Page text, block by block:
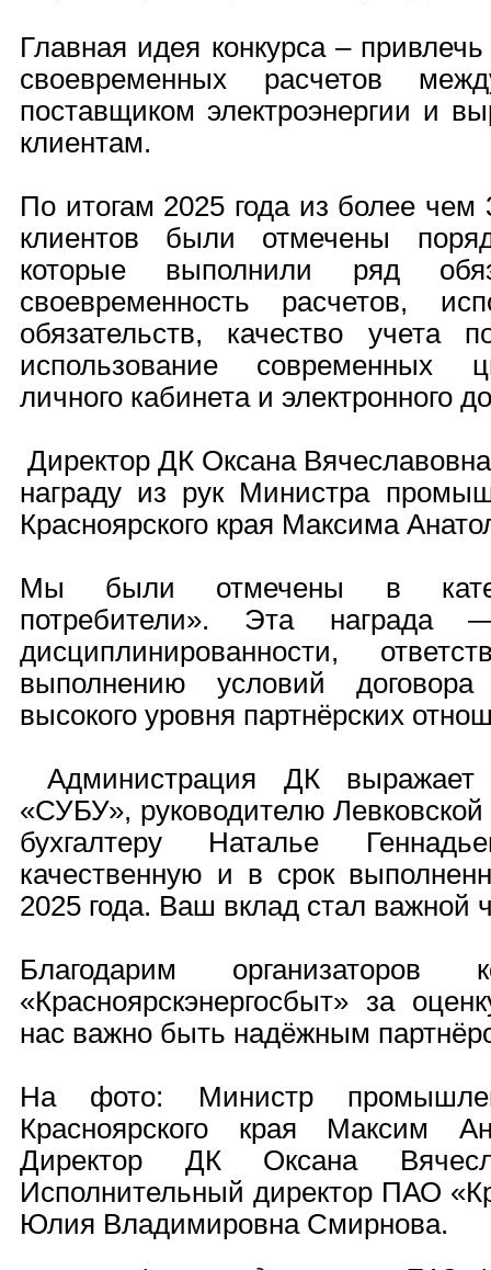
Главная идея конкурса –
своевременных расчетов
поставщиком электроэнергии и
клиентам.
По итогам 2025 года из более чем
клиентов были отмечены
которые выполнили ряд
своевременность расчетов,
обязательств, качество учета
использование современных
личного кабинета и электронного
Директор ДК Оксана
награду из рук Министра
Красноярского края Максима
Мы были отмечены в
потребители». Эта награда
дисциплинированности,
выполнению условий
высокого уровня партнёрских
Администрация ДК выражает
«СУБУ», руководителю
бухгалтеру Наталье
качественную и в срок
2025 года. Ваш вклад стал важной
Благодарим
«Красноярскэнергосбыт» за
нас важно быть надёжным
На фото: Министр
Красноярского края Максим
Директор ДК Оксана
Исполнительный директор ПАО
Юлия Владимировна Смирнова.